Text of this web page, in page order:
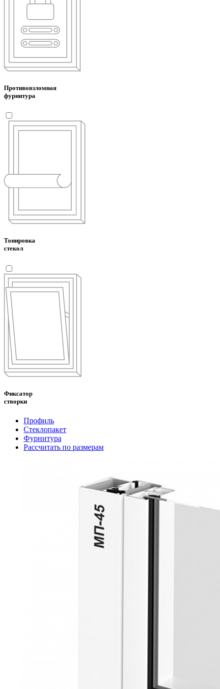
Противовзломная
фурнитура
Тонировка
стекол
Фиксатор
створки
Профиль
Стеклопакет
Фурнитура
Рассчитать по размерам